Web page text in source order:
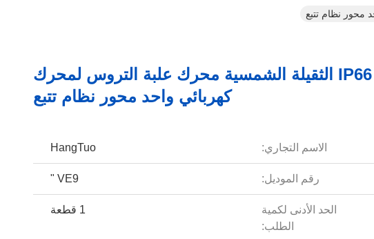
IP66 الثقيلة الشمسية محرك علبة التروس لمحرك
كهربائي واحد محور نظام تتبع
الاسم التجاري: HangTuo
رقم الموديل: VE9 "
الحد الأدنى لكمية
الطلب:
1 قطعة